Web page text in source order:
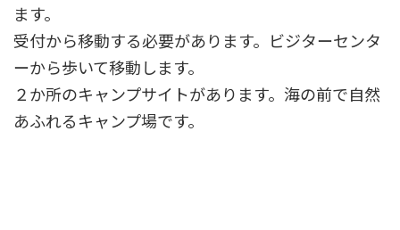
ます。
受付から移動する必要があります。ビジターセンタ
ーから歩いて移動します。
２か所のキャンプサイトがあります。海の前で自然
あふれるキャンプ場です。